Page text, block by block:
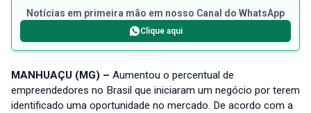
Notícias em primeira mão em nosso Canal do WhatsApp
Clique aqui
MANHUAÇU (MG) – Aumentou o percentual de
empreendedores no Brasil que iniciaram um negócio por terem
identificado uma oportunidade no mercado. De acordo com a